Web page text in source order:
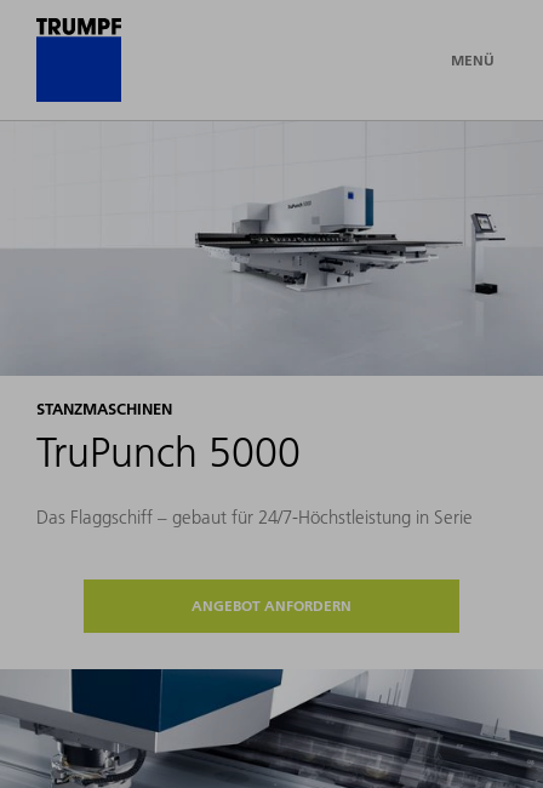
MENÜ
STANZMASCHINEN
TruPunch 5000
Das Flaggschiff – gebaut für 24/7-Höchstleistung in Serie
ANGEBOT ANFORDERN